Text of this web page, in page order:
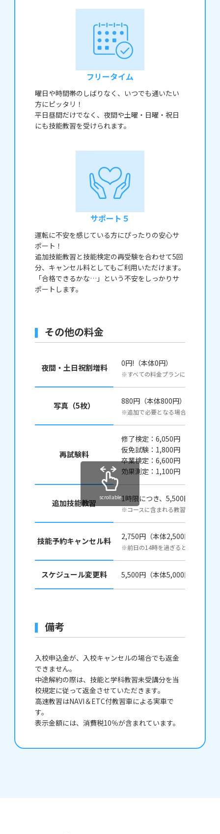
フリータイム
曜日や時間帯のしばりなく、いつでも通いたい
方にピッタリ！
平日昼間だけでなく、夜間や土曜・日曜・祝日
にも技能教習を受けられます。
サポート５
運転に不安を感じている方にぴったりの安心サ
ポート！
追加技能教習と技能検定の再受験を合わせて5回
分、キャンセル料としてもご利用いただけます。
「合格できるかな…」という不安をしっかりサ
ポートします。
その他の料金
夜間・土日祝割増料 0円!（本体0円）
※すべての料金プランに付いていま
写真（5枚） 880円（本体800円）
※追加で必要となる場合
再試験料
修了検定：6,050円（本体
仮免試験：1,800円
卒業検定：6,600円（本体
効果測定：1,100円（本体
追加技能教習 1時限につき、5,500円（本体
※コースに含まれる教習時間では合
技能予約キャンセル料 2,750円（本体2,500円）
※前日の14時を過ぎるとキャンセル
スケジュール変更料 5,500円（本体5,000円）
scrollable
備考
入校申込金が、入校キャンセルの場合でも返金
できません。
中途解約の際は、技能と学科教習未受講分を当
校規定に従って返金させていただきます。
高速教習はNAVI＆ETC付教習車による実車で
す。
表示金額には、消費税10％が含まれています。